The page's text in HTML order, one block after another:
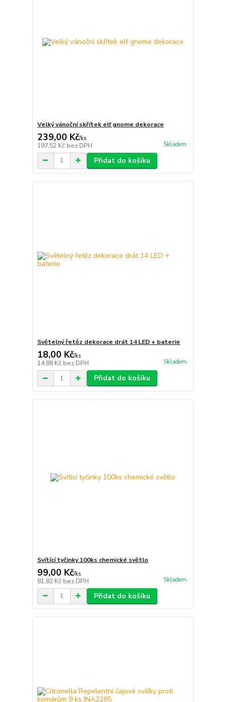
Velký vánoční skřítek elf gnome dekorace
239,00 Kč/ks
197,52 Kč bez DPH Skladem
Přidat do košíku
Světelný řetěz dekorace drát 14 LED + baterie
18,00 Kč/ks
14,88 Kč bez DPH Skladem
Přidat do košíku
Svítící tyčinky 100ks chemické světlo
99,00 Kč/ks
81,82 Kč bez DPH Skladem
Přidat do košíku